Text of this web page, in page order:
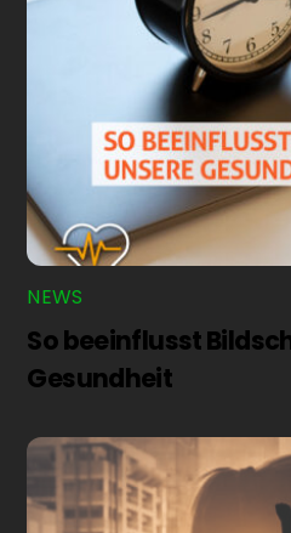
NEWS
So beeinflusst
Gesundheit